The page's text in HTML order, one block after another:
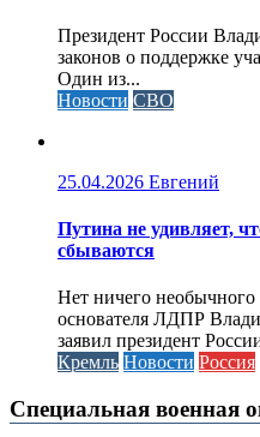
Президент России
законов о поддержке
Один из...
Новости СВО
25.04.2026 Евгений
Путина не удивляет,
сбываются
Нет ничего необычного
основателя ЛДПР
заявил президент
Кремль Новости Россия
Специальная военная